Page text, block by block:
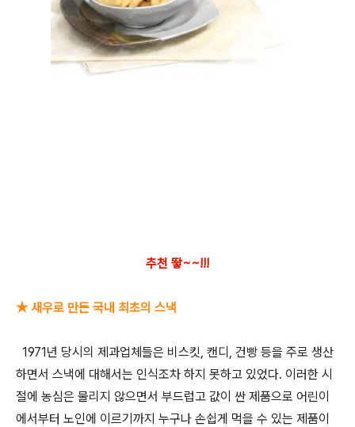
추천 뙇~~!!!
★ 새우로 만든 국내 최초의 스낵
1971년 당시의 제과업체들은 비스킷, 캔디, 건빵 등을 주로 생산
하면서 스낵에 대해서는 인식조차 하지 못하고 있었다. 이러한 시
절에 농심은 물리지 않으면서 부드럽고 값이 싼 제품으로 어린이
에서부터 노인에 이르기까지 누구나 손쉽게 먹을 수 있는 제품이